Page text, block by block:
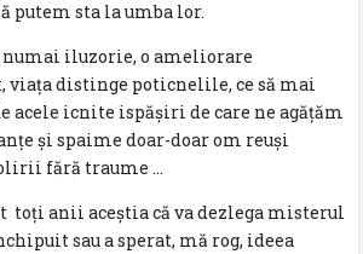
putem sta la umba lor.
numai iluzorie, o ameliorare
viaţa distinge poticnelile, ce să mai
acele icnite ispăşiri de care ne agăţăm
şi spaime doar-doar om reuşi
fără traume …
toţi anii aceştia că va dezlega misterul
sau a sperat, mă rog, ideea